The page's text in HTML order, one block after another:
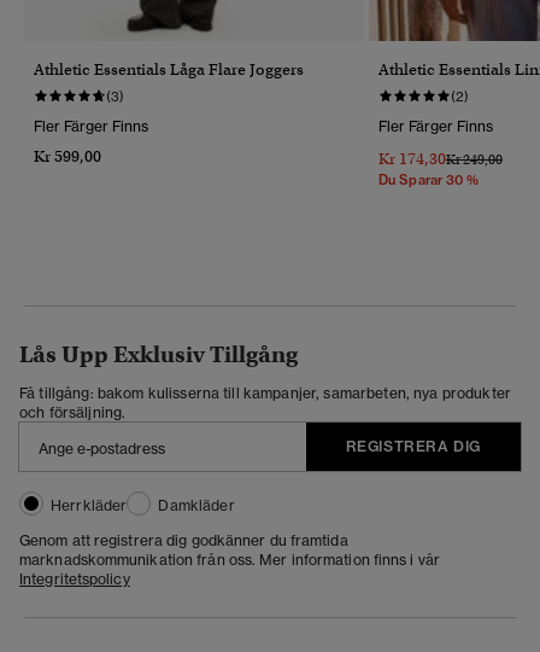
Athletic Essentials Låga Flare Joggers
(3)
Fler Färger Finns
Kr 599,00
Athletic Essentials
(2)
Fler Färger Finns
Kr 174,30Pris Reducerat
Kr 249,00Till
Du Sparar 30 %
Lås Upp Exklusiv Tillgång
Få tillgång: bakom kulisserna till kampanjer, samarbeten, nya produkter
och försäljning.
REGISTRERA DIG
Herrkläder
Damkläder
Genom att registrera dig godkänner du framtida
marknadskommunikation från oss. Mer information finns i vår
Integritetspolicy